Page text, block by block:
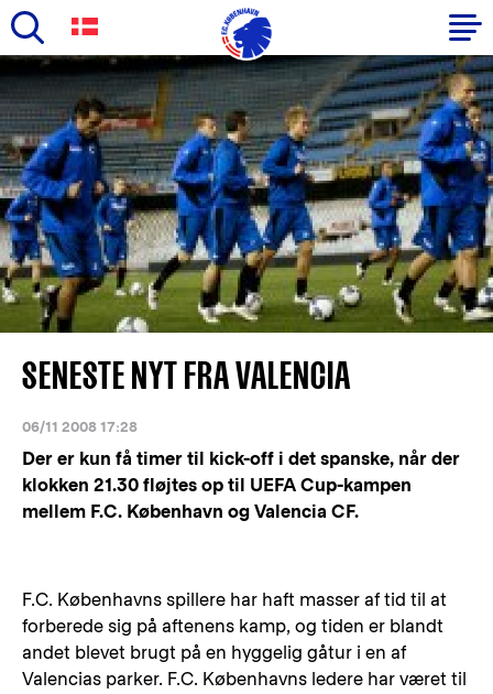
Skip
to
main
content
Primary
navigation
-
English
SENESTE NYT FRA VALENCIA
06/11 2008 17:28
Der er kun få timer til kick-off i det spanske, når der
klokken 21.30 fløjtes op til UEFA Cup-kampen
mellem F.C. København og Valencia CF.
F.C. Københavns spillere har haft masser af tid til at
forberede sig på aftenens kamp, og tiden er blandt
andet blevet brugt på en hyggelig gåtur i en af
Valencias parker. F.C. Københavns ledere har været til